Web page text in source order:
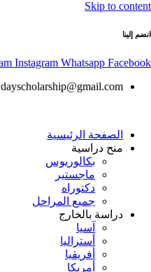
Skip to content
انضم إلينا
Instagram Whatsapp Facebook
الصفحة الرئيسية
منح دراسية
بكالوريوس
ماجستير
دكتوراه
جميع المراحل
دراسة بالخارج
آسيا
أستراليا
أفريقيا
أمريكا